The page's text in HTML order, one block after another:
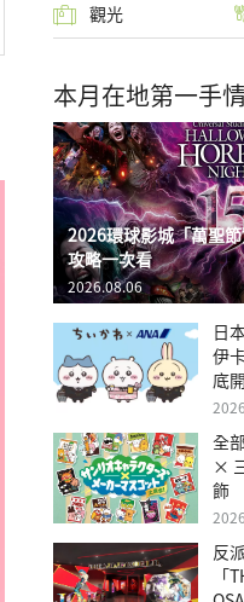
觀光
本月在地第一手
2026環球影城「萬聖
攻略一次看
2026.08.06
日
伊
底
全
×
飾
反
「